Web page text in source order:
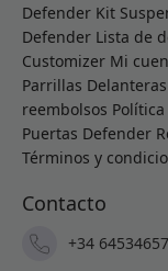
Defender Kit
Defender Lista de
Customizer Mi
Parrillas
reembolsos
Puertas Defender
Términos y
Contacto
+34